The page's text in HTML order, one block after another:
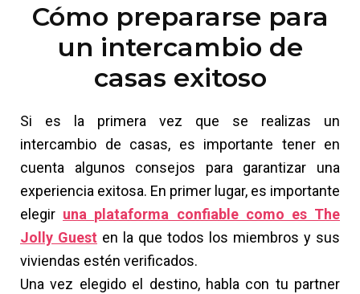
Cómo prepararse para
un intercambio de
casas exitoso
Si es la primera vez que se realizas un
intercambio de casas, es importante tener en
cuenta algunos consejos para garantizar una
experiencia exitosa. En primer lugar, es importante
elegir una plataforma confiable como es The
Jolly Guest en la que todos los miembros y sus
viviendas estén verificados.
Una vez elegido el destino, habla con tu partner